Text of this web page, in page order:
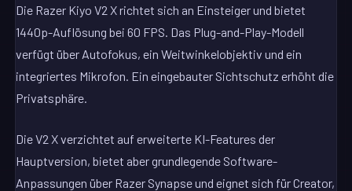
Die Razer Kiyo V2 X richtet sich an Einsteiger und bietet
1440p-Auflösung bei 60 FPS. Das Plug-and-Play-Modell
verfügt über Autofokus, ein Weitwinkelobjektiv und ein
integriertes Mikrofon. Ein eingebauter Sichtschutz erhöht die
Privatsphäre.
Die V2 X verzichtet auf erweiterte KI-Features der
Hauptversion, bietet aber grundlegende Software-
Anpassungen über Razer Synapse und eignet sich für Creator,